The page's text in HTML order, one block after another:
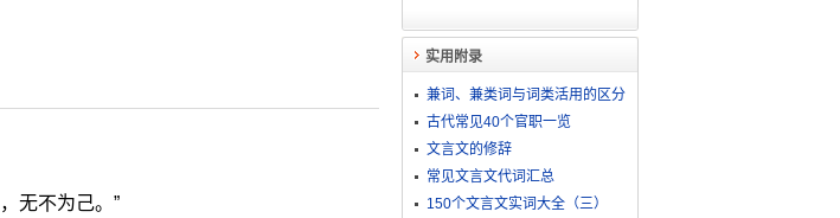
，无不为己。”
实用附录
兼词、兼类词与词类活用的区分
古代常见40个官职一览
文言文的修辞
常见文言文代词汇总
150个文言文实词大全（三）